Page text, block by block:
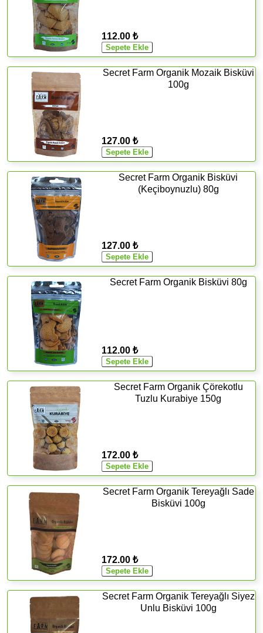
112.00 ₺
Secret Farm Organik Mozaik Bisküvi
100g
127.00 ₺
Secret Farm Organik Bisküvi
(Keçiboynuzlu) 80g
127.00 ₺
Secret Farm Organik Bisküvi 80g
112.00 ₺
Secret Farm Organik Çörekotlu
Tuzlu Kurabiye 150g
172.00 ₺
Secret Farm Organik Tereyağlı Sade
Bisküvi 100g
172.00 ₺
Secret Farm Organik Tereyağlı Siyez
Unlu Bisküvi 100g